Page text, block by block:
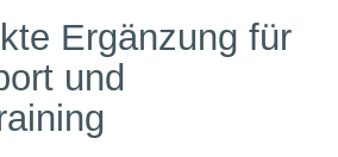
Ergänzung für
und